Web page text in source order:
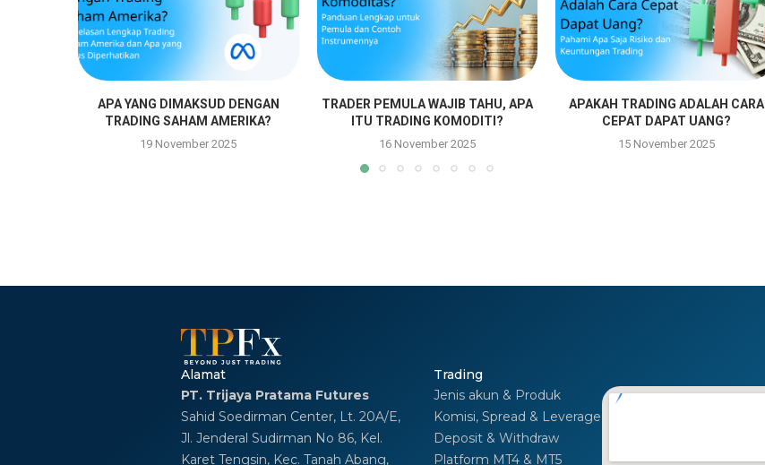
APA YANG DIMAKSUD DENGAN
TRADING SAHAM AMERIKA?
19 November 2025
TRADER PEMULA WAJIB TAHU, APA
ITU TRADING KOMODITI?
16 November 2025
APAKAH TRADING ADALAH CARA
CEPAT DAPAT UANG?
15 November 2025
Alamat
PT. Trijaya Pratama Futures
Sahid Soedirman Center, Lt. 20A/E,
Jl. Jenderal Sudirman No 86, Kel.
Karet Tengsin, Kec. Tanah Abang,
Trading
Jenis akun & Produk
Komisi, Spread & Leverage
Deposit & Withdraw
Platform MT4 & MT5